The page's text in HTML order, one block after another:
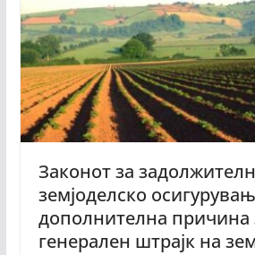
Законот за
земјоделско
дополнителна причина
генерален штрајк на